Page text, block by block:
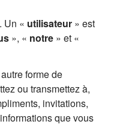
Un « utilisateur » est
», « notre » et «
forme de
ou transmettez à,
invitations,
que vous